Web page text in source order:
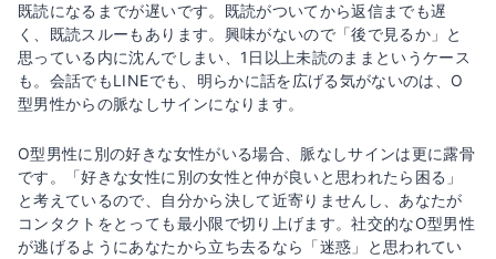
既読になるまでが遅いです。既読がついてから返信までも遅
く、既読スルーもあります。興味がないので「後で見るか」と
思っている内に沈んでしまい、1日以上未読のままというケース
も。会話でもLINEでも、明らかに話を広げる気がないのは、O
型男性からの脈なしサインになります。
O型男性に別の好きな女性がいる場合、脈なしサインは更に露骨
です。「好きな女性に別の女性と仲が良いと思われたら困る」
と考えているので、自分から決して近寄りませんし、あなたが
コンタクトをとっても最小限で切り上げます。社交的なO型男性
が逃げるようにあなたから立ち去るなら「迷惑」と思われてい